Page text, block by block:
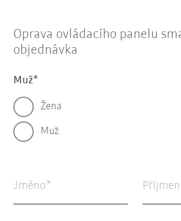
Oprava ovládacího panelu
objednávka
Muž
Žena
Muž
Jméno